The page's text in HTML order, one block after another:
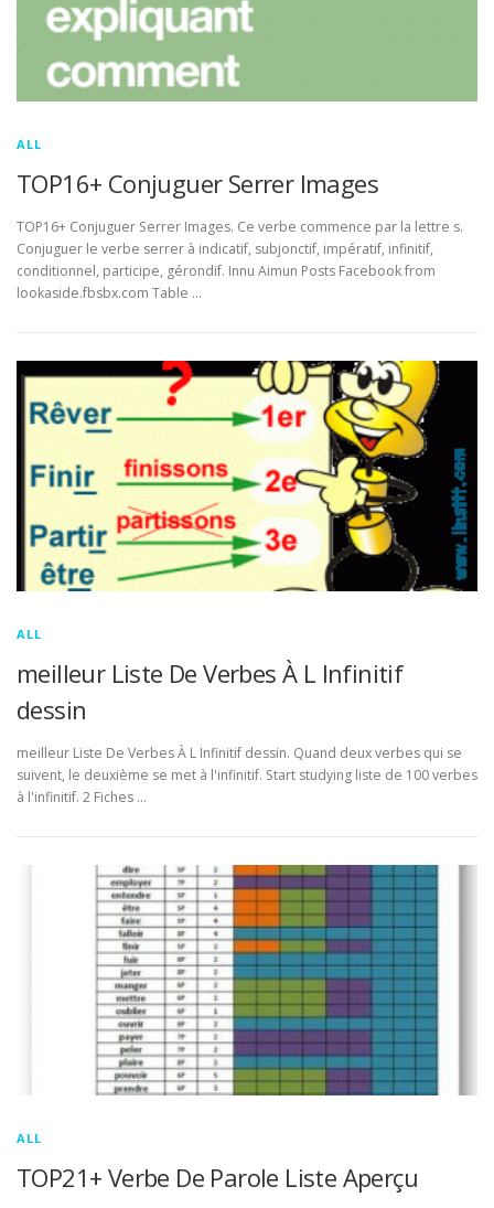
ALL
TOP16+ Conjuguer Serrer Images
TOP16+ Conjuguer Serrer Images. Ce verbe commence par la lettre s.
Conjuguer le verbe serrer à indicatif, subjonctif, impératif, infinitif,
conditionnel, participe, gérondif. Innu Aimun Posts Facebook from
lookaside.fbsbx.com Table …
ALL
meilleur Liste De Verbes À L Infinitif
dessin
meilleur Liste De Verbes À L Infinitif dessin. Quand deux verbes qui se
suivent, le deuxième se met à l'infinitif. Start studying liste de 100 verbes
à l'infinitif. 2 Fiches …
ALL
TOP21+ Verbe De Parole Liste Aperçu